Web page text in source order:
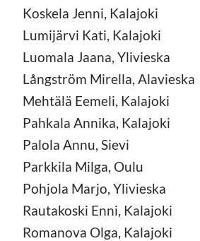
Koskela Jenni, Kalajoki
Lumijärvi Kati, Kalajoki
Luomala Jaana, Ylivieska
Långström Mirella, Alavieska
Mehtälä Eemeli, Kalajoki
Pahkala Annika, Kalajoki
Palola Annu, Sievi
Parkkila Milga, Oulu
Pohjola Marjo, Ylivieska
Rautakoski Enni, Kalajoki
Romanova Olga, Kalajoki